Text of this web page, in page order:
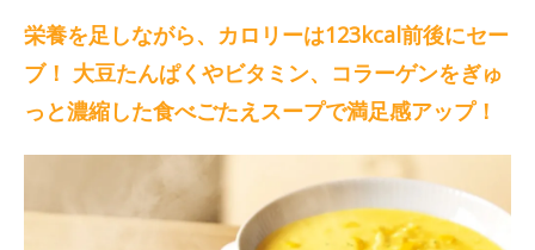
栄養を足しながら、カロリーは123kcal前後にセー
ブ！ 大豆たんぱくやビタミン、コラーゲンをぎゅ
っと濃縮した食べごたえスープで満足感アップ！